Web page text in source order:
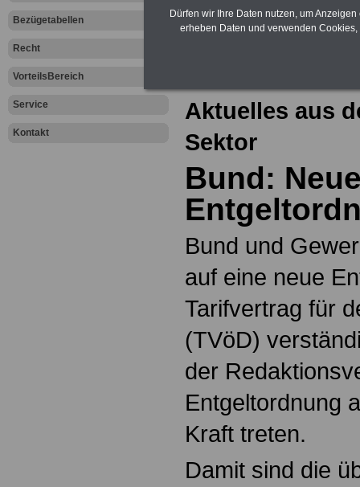
Bezügetabellen
Recht
VorteilsBereich
Service
Kontakt
Aktuelles aus
Sektor
Bund:
Bund und
auf eine neue
Tarifvertrag für
(TVöD)
der
Entgeltordnung
Kraft treten.
Damit sind die
Dürfen wir Ihre Daten nutzen, um
erheben Daten und verwenden